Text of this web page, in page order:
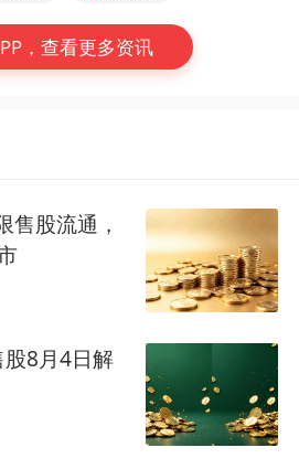
，查看更多资讯
售股流通，
8月4日解